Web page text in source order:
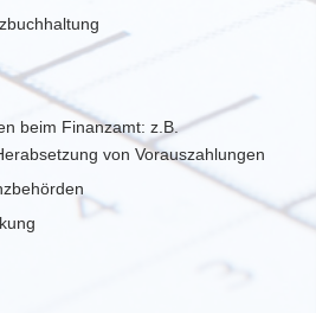
beim Finanzamt: z.B.
von Vorauszahlungen